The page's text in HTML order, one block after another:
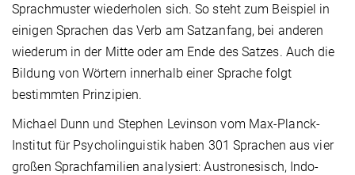
Sprachmuster wiederholen sich. So steht zum Beispiel in
einigen Sprachen das Verb am Satzanfang, bei anderen
wiederum in der Mitte oder am Ende des Satzes. Auch die
Bildung von Wörtern innerhalb einer Sprache folgt
bestimmten Prinzipien.
Michael Dunn und Stephen Levinson vom Max-Planck-
Institut für Psycholinguistik haben 301 Sprachen aus vier
großen Sprachfamilien analysiert: Austronesisch, Indo-